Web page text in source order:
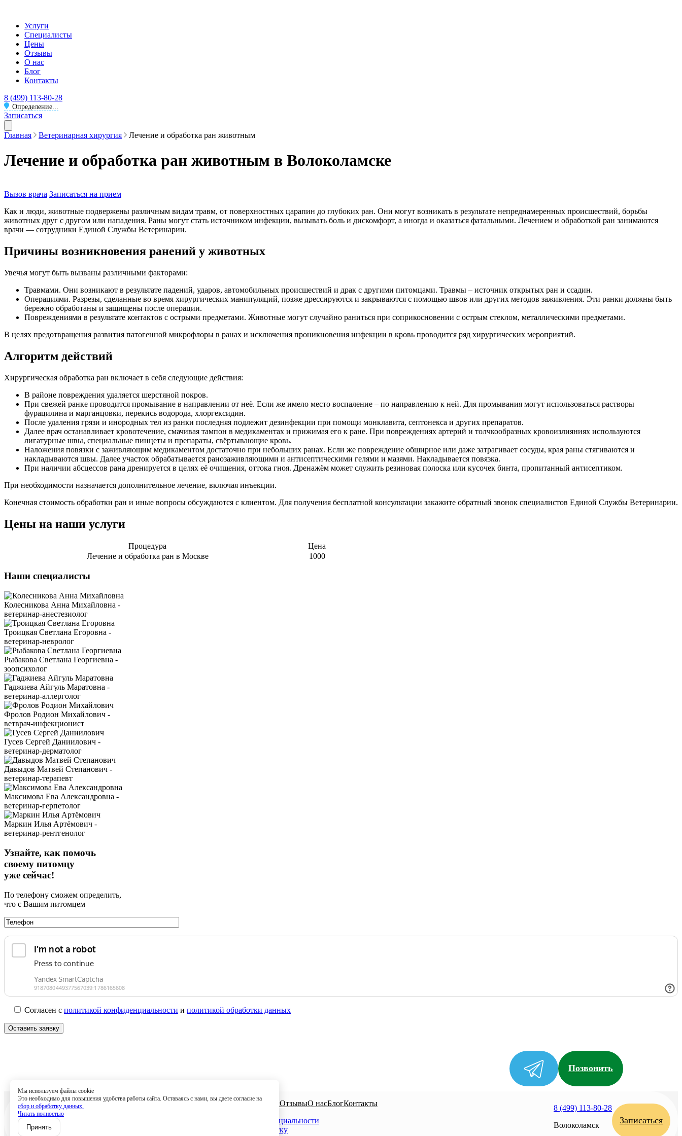
Услуги
Специалисты
Цены
Отзывы
О нас
Блог
Контакты
8 (499) 113-80-28
Определение...
Записаться
Главная Ветеринарная хирургия Лечение и обработка ран животным
Лечение и обработка ран животным в Волоколамске
Вызов врача Записаться на прием
Как и люди, животные подвержены различным видам травм, от поверхностных царапин до глубоких ран. Они могут возникать в результате непреднамеренных происшествий, борьбы
животных друг с другом или нападения. Раны могут стать источником инфекции, вызывать боль и дискомфорт, а иногда и оказаться фатальными. Лечением и обработкой ран занимаются
врачи — сотрудники Единой Службы Ветеринарии.
Причины возникновения ранений у животных
Увечья могут быть вызваны различными факторами:
Травмами. Они возникают в результате падений, ударов, автомобильных происшествий и драк с другими питомцами. Травмы – источник открытых ран и ссадин.
Операциями. Разрезы, сделанные во время хирургических манипуляций, позже дрессируются и закрываются с помощью швов или других методов заживления. Эти ранки должны быть
бережно обработаны и защищены после операции.
Повреждениями в результате контактов с острыми предметами. Животные могут случайно раниться при соприкосновении с острым стеклом, металлическими предметами.
В целях предотвращения развития патогенной микрофлоры в ранах и исключения проникновения инфекции в кровь проводится ряд хирургических мероприятий.
Алгоритм действий
Хирургическая обработка ран включает в себя следующие действия:
В районе повреждения удаляется шерстяной покров.
При свежей ранке проводится промывание в направлении от неё. Если же имело место воспаление – по направлению к ней. Для промывания могут использоваться растворы
фурацилина и марганцовки, перекись водорода, хлоргексидин.
После удаления грязи и инородных тел из ранки последняя подлежит дезинфекции при помощи монклавита, септонекса и других препаратов.
Далее врач останавливает кровотечение, смачивая тампон в медикаментах и прижимая его к ране. При повреждениях артерий и толчкообразных кровоизлияниях используются
лигатурные швы, специальные пинцеты и препараты, свёртывающие кровь.
Наложения повязки с заживляющим медикаментом достаточно при небольших ранах. Если же повреждение обширное или даже затрагивает сосуды, края раны стягиваются и
накладываются швы. Далее участок обрабатывается ранозаживляющими и антисептическими гелями и мазями. Накладывается повязка.
При наличии абсцессов рана дренируется в целях её очищения, оттока гноя. Дренажём может служить резиновая полоска или кусочек бинта, пропитанный антисептиком.
При необходимости назначается дополнительное лечение, включая инъекции.
Конечная стоимость обработки ран и иные вопросы обсуждаются с клиентом. Для получения бесплатной консультации закажите обратный звонок специалистов Единой Службы Ветеринарии.
Цены на наши услуги
Процедура
Цена
Лечение и обработка ран в Москве
1000
Наши специалисты
Колесникова Анна Михайловна -
ветеринар-анестезиолог
Троицкая Светлана Егоровна -
ветеринар-невролог
Рыбакова Светлана Георгиевна -
зоопсихолог
Гаджиева Айгуль Маратовна -
ветеринар-аллерголог
Фролов Родион Михайлович -
ветврач-инфекционист
Гусев Сергей Даниилович -
ветеринар-дерматолог
Давыдов Матвей Степанович -
ветеринар-терапевт
Максимова Ева Александровна -
ветеринар-герпетолог
Маркин Илья Артёмович -
ветеринар-рентгенолог
Узнайте, как помочь
своему питомцу
уже сейчас!
По телефону сможем определить,
что с Вашим питомцем
Согласен с политикой конфиденциальности и политикой обработки данных
Мы используем файлы cookie
Это необходимо для повышения удобства работы сайта. Оставаясь с нами, вы даете согласие на
сбор и обработку данных.
Читать полностью
Принять
Позвонить
УслугиСпециалистыЦеныОтзывыО насБлогКонтакты
Политика конфиденциальности
Согласие на обработку
8 (499) 113-80-28
Волоколамск
Записаться